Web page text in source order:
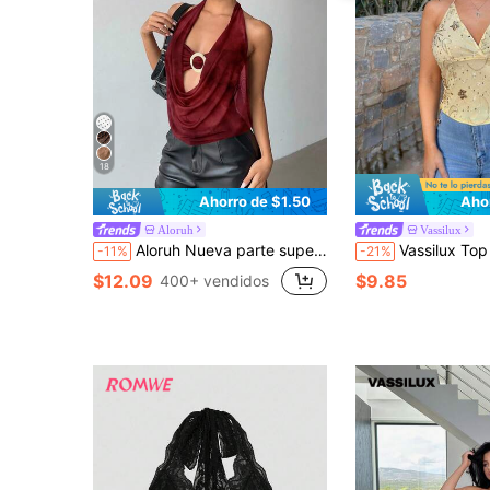
18
Ahorro de $1.50
Aloruh
-11% Aloruh Nueva parte superior con escote pronunciado y semi-transparente, con estampado de teñido anudado en marrón, cuello halter y espalda descubierta con decoración metálica, adecuada para fiestas, citas, estilo Y2K
$12.09 400+ vendidos
Vassilux
-21% Vassilux Top halter sexy con lentejuelas y espalda descubierta para mujer, top amarillo de
$9.85